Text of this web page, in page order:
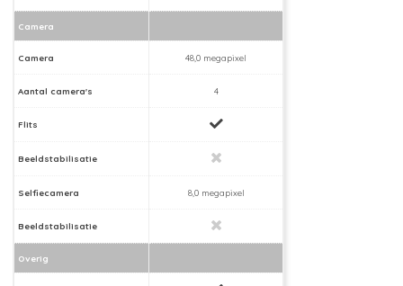
Camera
Camera 48,0 megapixel
Aantal camera's 4
Flits
Beeldstabilisatie
Selfiecamera 8,0 megapixel
Beeldstabilisatie
Overig